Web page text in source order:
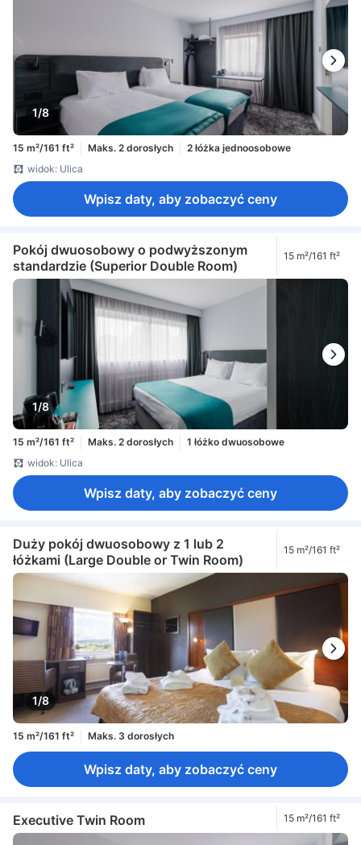
1/8
15 m²/161 ft² Maks. 2 dorosłych
2 łóżka jednoosobowe
widok: Ulica
Wpisz daty, aby zobaczyć ceny
Pokój dwuosobowy o podwyższonym
standardzie (Superior Double Room)
15 m²/161 ft²
1/8
15 m²/161 ft² Maks. 2 dorosłych
1 łóżko dwuosobowe
widok: Ulica
Wpisz daty, aby zobaczyć ceny
Duży pokój dwuosobowy z 1 lub 2
łóżkami (Large Double or Twin Room)
15 m²/161 ft²
1/8
15 m²/161 ft² Maks. 3 dorosłych
Wpisz daty, aby zobaczyć ceny
Executive Twin Room 15 m²/161 ft²